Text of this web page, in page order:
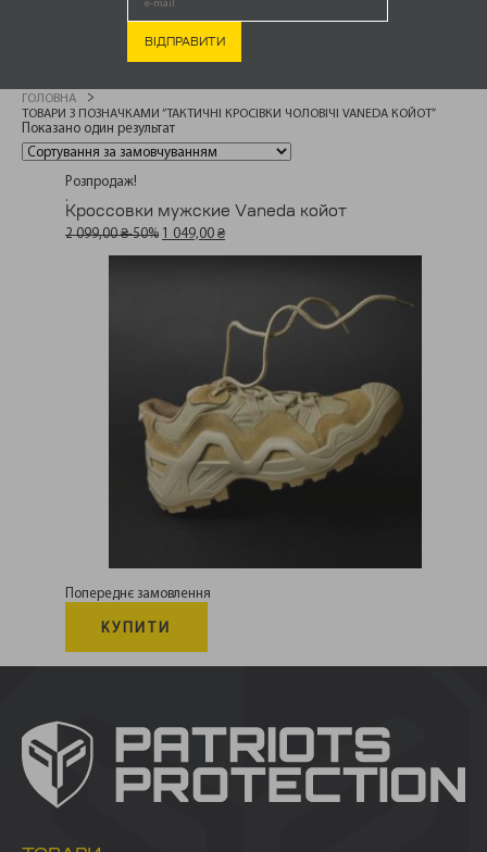
ГОЛОВНА
ТОВАРИ З ПОЗНАЧКАМИ “ТАКТИЧНІ КРОСІВКИ ЧОЛОВІЧІ VANEDA КОЙОТ”
Показано один результат
Розпродаж!
.
Кроссовки мужские Vaneda койот
2 099,00₴
Оригінальна
1 049,00 ₴Поточна
Попереднє замовлення
КУПИТИ